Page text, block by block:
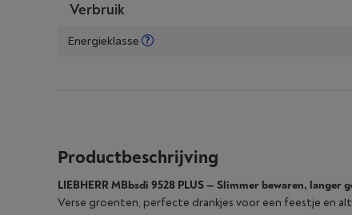
Verbruik
Energieklasse
Productbeschrijving
LIEBHERR MBbsdi 9528 PLUS — Slimmer bewaren, langer
Verse groenten, perfecte drankjes voor een feestje en